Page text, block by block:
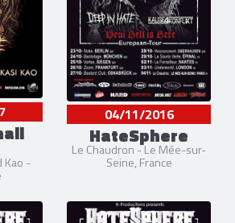
Kao -
04/11/2016
HateSphere
Le Chaudron - Le Mée-sur-
Seine, France